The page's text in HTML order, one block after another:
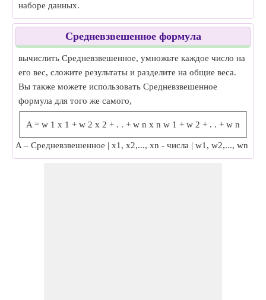
наборе данных.
Средневзвешенное формула
вычислить Средневзвешенное, умножьте каждое число на
его вес, сложите результаты и разделите на общие веса.
Вы также можете использовать Средневзвешенное
формула для того же самого,
A = w 1 x 1 + w 2 x 2 + . . + w n x n w 1 + w 2 + . . + w n
A – Средневзвешенное | x1, x2,..., xn - числа | w1, w2,..., wn -